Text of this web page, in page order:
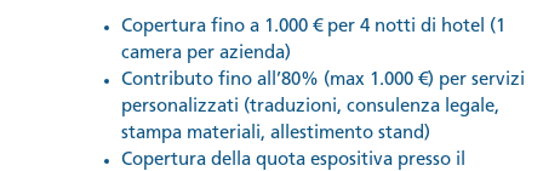
Copertura fino a 1.000 € per 4 notti di hotel (1
camera per azienda)
Contributo fino all’80% (max 1.000 €) per servizi
personalizzati (traduzioni, consulenza legale,
stampa materiali, allestimento stand)
Copertura della quota espositiva presso il